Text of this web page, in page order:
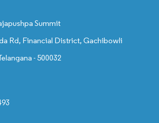
Summit
Rd, Financial District, Gachibowli
- 500032